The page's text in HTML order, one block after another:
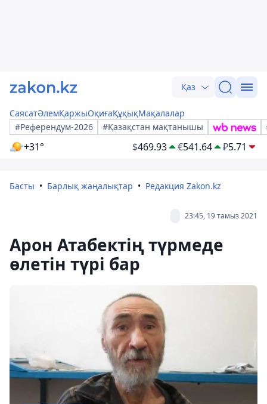
Қаз
СаясатӘлемҚаржыОқиғаҚұқықМақалалар
#Референдум-2026
#Қазақстан мақтанышы
+31° $469.93 €541.64 ₽5.71
Басты Барлық жаңалықтар Редакция Zakon.kz
23:45, 19 тамыз 2021
Арон Атабектің түрмеде
өлетін түрі бар